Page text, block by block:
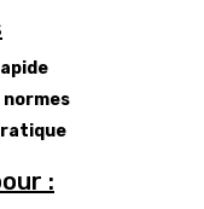
normes
: